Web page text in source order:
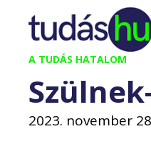
Kilépés
tartalomba
A TUDÁS HATALOM
2023. november